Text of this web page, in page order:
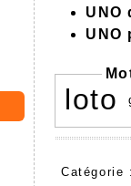
UNO
UNO
loto